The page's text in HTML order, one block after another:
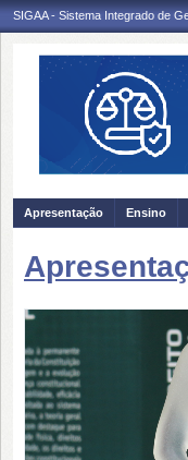
SIGAA - Sistema Integrado de
Apresentação Ensino